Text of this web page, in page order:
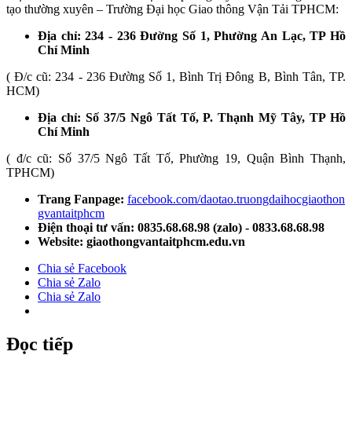
tạo thường xuyên – Trường Đại học Giao thông Vận Tải TPHCM:
Địa chỉ: 234 - 236 Đường Số 1, Phường An Lạc, TP Hồ
Chí Minh
( Đ/c cũ: 234 - 236 Đường Số 1, Bình Trị Đông B, Bình Tân, TP.
HCM)
Địa chỉ: Số 37/5 Ngô Tất Tố, P. Thạnh Mỹ Tây, TP Hồ
Chí Minh
( đ/c cũ: Số 37/5 Ngô Tất Tố, Phường 19, Quận Bình Thạnh,
TPHCM)
Trang Fanpage: facebook.com/daotao.truongdaihocgiaothon
gvantaitphcm
Điện thoại tư vấn: 0835.68.68.98 (zalo) - 0833.68.68.98
Website: giaothongvantaitphcm.edu.vn
Chia sẻ Facebook
Chia sẻ Zalo
Chia sẻ Zalo
Đọc tiếp